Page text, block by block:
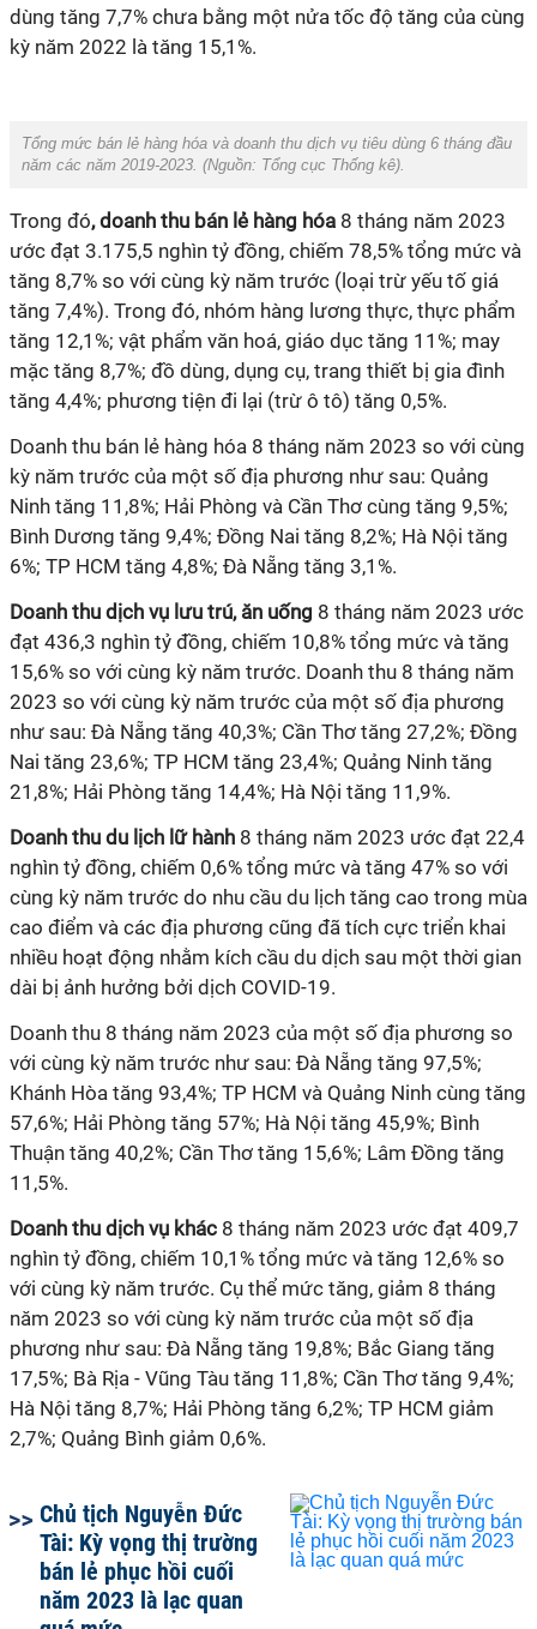
dùng tăng 7,7% chưa bằng một nửa tốc độ tăng của cùng
kỳ năm 2022 là tăng 15,1%.
Tổng mức bán lẻ hàng hóa và doanh thu dịch vụ tiêu dùng 6 tháng đầu
năm các năm 2019-2023. (Nguồn: Tổng cục Thống kê).
Trong đó, doanh thu bán lẻ hàng hóa 8 tháng năm 2023
ước đạt 3.175,5 nghìn tỷ đồng, chiếm 78,5% tổng mức và
tăng 8,7% so với cùng kỳ năm trước (loại trừ yếu tố giá
tăng 7,4%). Trong đó, nhóm hàng lương thực, thực phẩm
tăng 12,1%; vật phẩm văn hoá, giáo dục tăng 11%; may
mặc tăng 8,7%; đồ dùng, dụng cụ, trang thiết bị gia đình
tăng 4,4%; phương tiện đi lại (trừ ô tô) tăng 0,5%.
Doanh thu bán lẻ hàng hóa 8 tháng năm 2023 so với cùng
kỳ năm trước của một số địa phương như sau: Quảng
Ninh tăng 11,8%; Hải Phòng và Cần Thơ cùng tăng 9,5%;
Bình Dương tăng 9,4%; Đồng Nai tăng 8,2%; Hà Nội tăng
6%; TP HCM tăng 4,8%; Đà Nẵng tăng 3,1%.
Doanh thu dịch vụ lưu trú, ăn uống 8 tháng năm 2023 ước
đạt 436,3 nghìn tỷ đồng, chiếm 10,8% tổng mức và tăng
15,6% so với cùng kỳ năm trước. Doanh thu 8 tháng năm
2023 so với cùng kỳ năm trước của một số địa phương
như sau: Đà Nẵng tăng 40,3%; Cần Thơ tăng 27,2%; Đồng
Nai tăng 23,6%; TP HCM tăng 23,4%; Quảng Ninh tăng
21,8%; Hải Phòng tăng 14,4%; Hà Nội tăng 11,9%.
Doanh thu du lịch lữ hành 8 tháng năm 2023 ước đạt 22,4
nghìn tỷ đồng, chiếm 0,6% tổng mức và tăng 47% so với
cùng kỳ năm trước do nhu cầu du lịch tăng cao trong mùa
cao điểm và các địa phương cũng đã tích cực triển khai
nhiều hoạt động nhằm kích cầu du dịch sau một thời gian
dài bị ảnh hưởng bởi dịch COVID-19.
Doanh thu 8 tháng năm 2023 của một số địa phương so
với cùng kỳ năm trước như sau: Đà Nẵng tăng 97,5%;
Khánh Hòa tăng 93,4%; TP HCM và Quảng Ninh cùng tăng
57,6%; Hải Phòng tăng 57%; Hà Nội tăng 45,9%; Bình
Thuận tăng 40,2%; Cần Thơ tăng 15,6%; Lâm Đồng tăng
11,5%.
Doanh thu dịch vụ khác 8 tháng năm 2023 ước đạt 409,7
nghìn tỷ đồng, chiếm 10,1% tổng mức và tăng 12,6% so
với cùng kỳ năm trước. Cụ thể mức tăng, giảm 8 tháng
năm 2023 so với cùng kỳ năm trước của một số địa
phương như sau: Đà Nẵng tăng 19,8%; Bắc Giang tăng
17,5%; Bà Rịa - Vũng Tàu tăng 11,8%; Cần Thơ tăng 9,4%;
Hà Nội tăng 8,7%; Hải Phòng tăng 6,2%; TP HCM giảm
2,7%; Quảng Bình giảm 0,6%.
Chủ tịch Nguyễn Đức
Tài: Kỳ vọng thị trường
bán lẻ phục hồi cuối
năm 2023 là lạc quan